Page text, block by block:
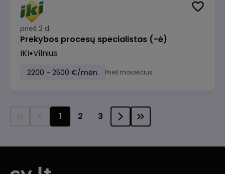
prieš 2 d.
Prekybos procesų specialistas (-ė)
IKI Vilnius
2200 - 2500 €/mėn. Prieš mokesčius
1 2 3